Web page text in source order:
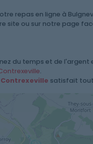
repas en ligne à
site ou sur notre page
du temps et de
.
satisfait tout